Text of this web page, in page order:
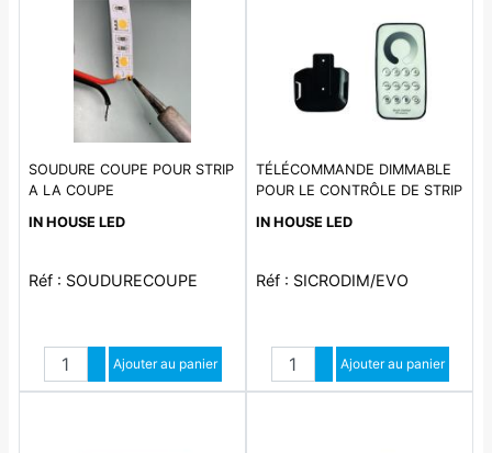
SOUDURE COUPE POUR STRIP
A LA COUPE
IN HOUSE LED
Réf : SOUDURECOUPE
Quantité
Augmenter quantité
Diminuer quantité
Ajouter au panier
TÉLÉCOMMANDE DIMMABLE
POUR LE CONTRÔLE DE STRIP
RECEPTEUR REFERENCE
RUBAN LED
IN HOUSE LED
Réf : SICRODIM/EVO
Quantité
Augmenter quantité
Diminuer quantité
Ajouter au panier